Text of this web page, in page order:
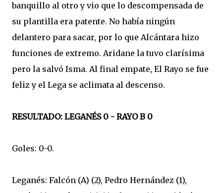
banquillo al otro y vio que lo descompensada de
su plantilla era patente. No había ningún
delantero para sacar, por lo que Alcántara hizo
funciones de extremo. Aridane la tuvo clarísima
pero la salvó Isma. Al final empate, El Rayo se fue
feliz y el Lega se aclimata al descenso.
RESULTADO: LEGANÉS 0 - RAYO B 0
Goles: 0-0.
Leganés: Falcón (A) (2), Pedro Hernández (1),